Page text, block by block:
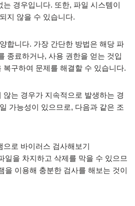
는 경우입니다. 또한, 파일 시스템이
지 않을 수 있습니다.
합니다. 가장 간단한 방법은 해당 파
종료하거나, 사용 권한을 얻는 것입
복구하여 문제를 해결할 수 있습니다.
는 경우가 지속적으로 발생하는 경
가능성이 있으므로, 다음과 같은 조
으로 바이러스 검사해보기
일을 차지하고 삭제를 막을 수 있으므
을 이용해 충분한 검사를 해보는 것이